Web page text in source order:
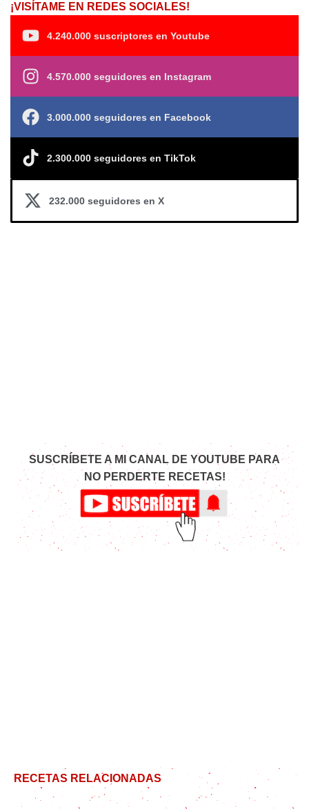
¡VISÍTAME EN REDES SOCIALES!
4.240.000 suscriptores en Youtube
4.570.000 seguidores en Instagram
3.000.000 seguidores en Facebook
2.300.000 seguidores en TikTok
232.000 seguidores en X
SUSCRÍBETE A MI CANAL DE YOUTUBE PARA
NO PERDERTE RECETAS!
RECETAS RELACIONADAS